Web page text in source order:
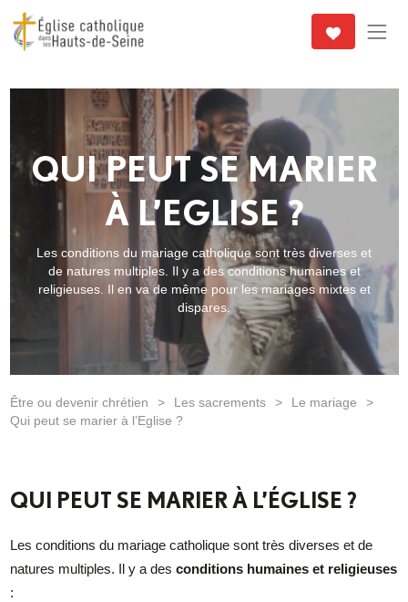
QUI PEUT SE MARIER
À L’EGLISE ?
Les conditions du mariage catholique sont très diverses et
de natures multiples. Il y a des conditions humaines et
religieuses. Il en va de même pour les mariages mixtes et
dispares.
Être ou devenir chrétien > Les sacrements > Le mariage
>
Qui peut se marier à l’Eglise ?
QUI PEUT SE MARIER À L’ÉGLISE ?
Les conditions du mariage catholique sont très diverses et de
natures multiples. Il y a des conditions humaines et religieuses
: